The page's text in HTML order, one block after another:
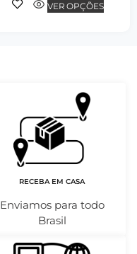
VER OPÇÕES
RECEBA EM CASA
Enviamos para todo
Brasil